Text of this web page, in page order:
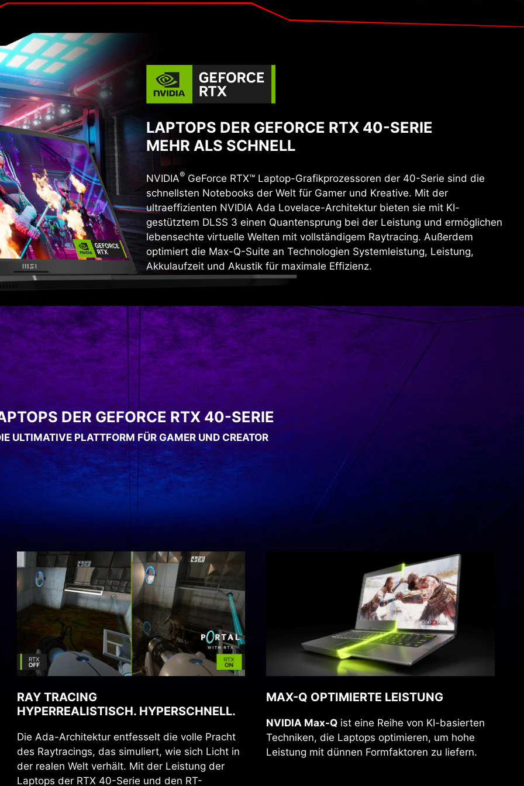
LAPTOPS DER GEFORCE RTX 40-SERIE
MEHR ALS SCHNELL
NVIDIA®GeForce RTX™ Laptop-Grafikprozessoren der 40-Serie sind die
schnellsten Notebooks der Welt für Gamer und Kreative. Mit der
ultraeffizienten NVIDIA Ada Lovelace-Architektur bieten sie mit KI-
gestütztem DLSS 3 einen Quantensprung bei der Leistung und ermöglichen
lebensechte virtuelle Welten mit vollständigem Raytracing. Außerdem
optimiert die Max-Q-Suite an Technologien Systemleistung, Leistung,
Akkulaufzeit und Akustik für maximale Effizienz.
DER GEFORCE RTX 40-SERIE
ULTIMATIVE PLATTFORM FÜR GAMER UND CREATOR
RAY TRACING
HYPERREALISTISCH. HYPERSCHNELL.
Die Ada-Architektur entfesselt die volle Pracht
des Raytracings, das simuliert, wie sich Licht in
der realen Welt verhält. Mit der Leistung der
Laptops der RTX 40-Serie und den RT-
MAX-Q OPTIMIERTE LEISTUNG
NVIDIA Max-Q ist eine Reihe von KI-basierten
Techniken, die Laptops optimieren, um hohe
Leistung mit dünnen Formfaktoren zu liefern.